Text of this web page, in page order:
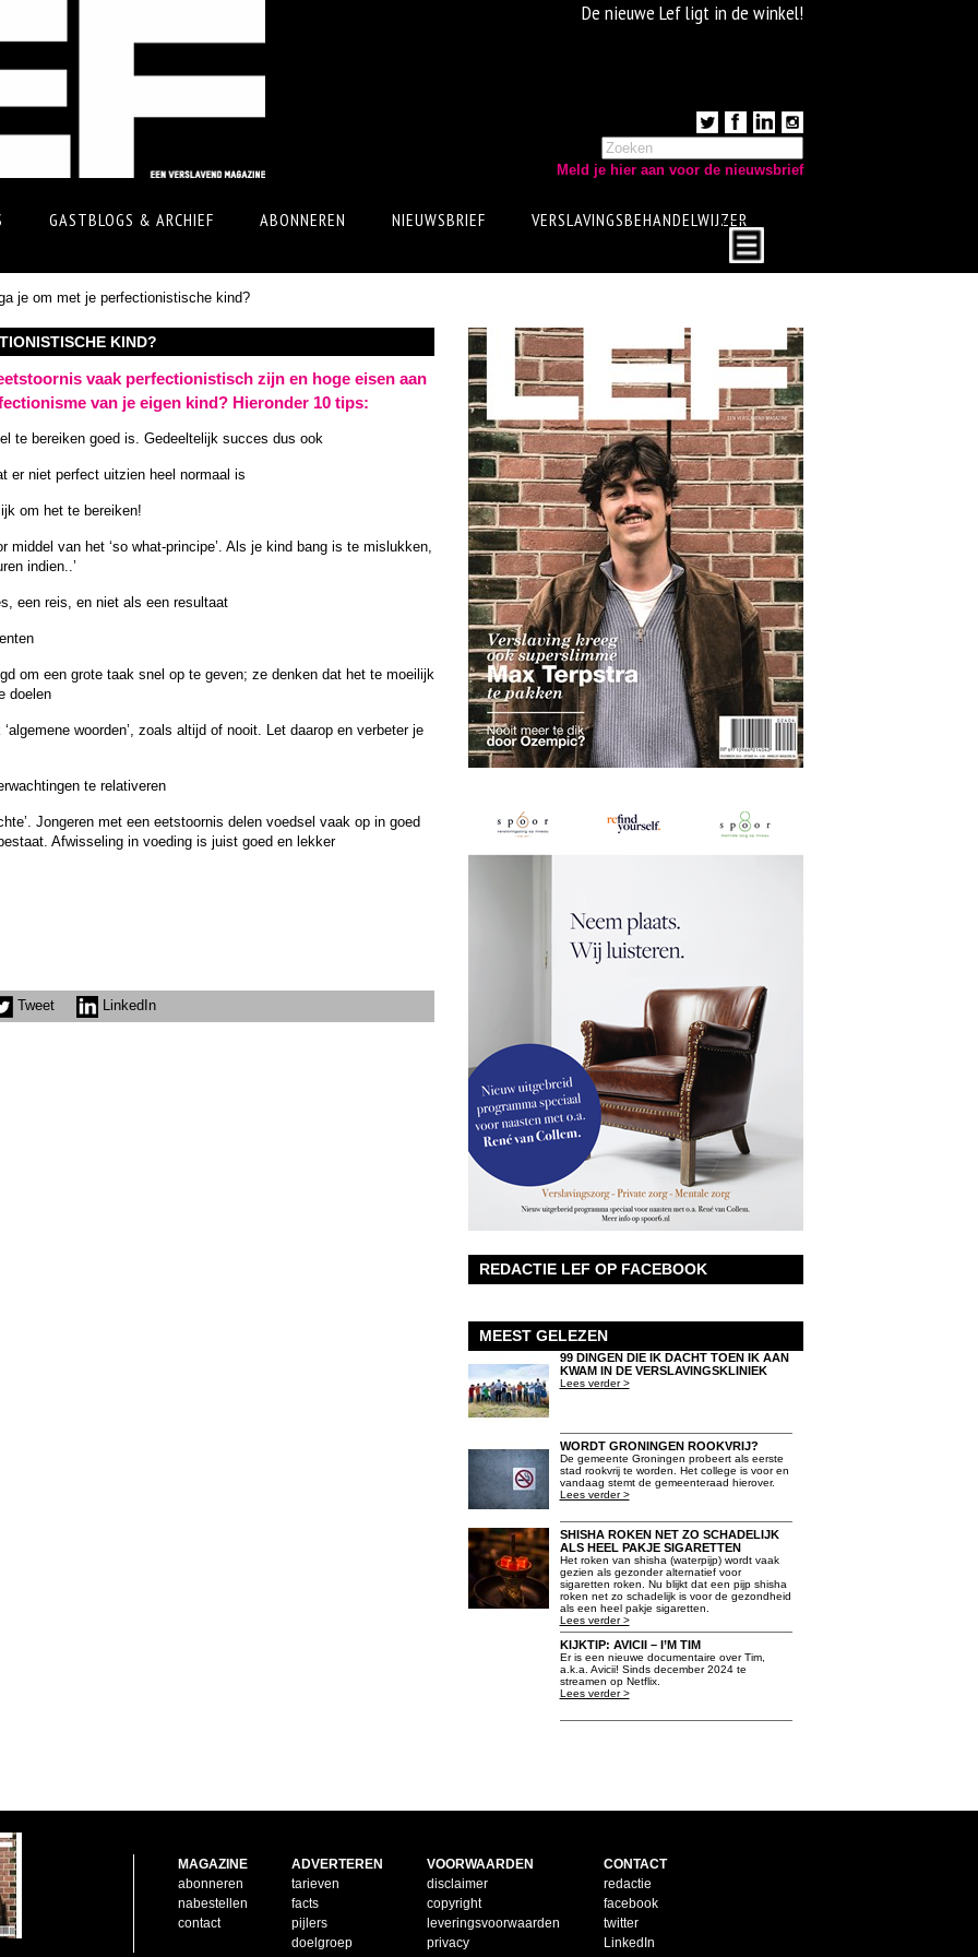
De nieuwe Lef ligt in de winkel!
Meld je hier aan voor de nieuwsbrief
GASTBLOGS & ARCHIEF ABONNEREN NIEUWSBRIEF
VERSLAVINGSBEHANDELWIJZER
je om met je perfectionistische kind?
KIND?
vaak perfectionistisch zijn en hoge eisen aan
van je eigen kind? Hieronder 10 tips:
te bereiken goed is. Gedeeltelijk succes dus ook
er niet perfect uitzien heel normaal is
om het te bereiken!
middel van het ‘so what-principe’. Als je kind bang is te mislukken,
indien..’
een reis, en niet als een resultaat
om een grote taak snel op te geven; ze denken dat het te moeilijk
doelen
woorden’, zoals altijd of nooit. Let daarop en verbeter je
te relativeren
Jongeren met een eetstoornis delen voedsel vaak op in goed
Afwisseling in voeding is juist goed en lekker
Tweet LinkedIn
REDACTIE LEF OP FACEBOOK
MEEST GELEZEN
99 DINGEN DIE IK DACHT TOEN IK AAN
KWAM IN DE VERSLAVINGSKLINIEK
Lees verder >
WORDT GRONINGEN ROOKVRIJ?
De gemeente Groningen probeert als eerste
stad rookvrij te worden. Het college is voor en
vandaag stemt de gemeenteraad hierover.
Lees verder >
SHISHA ROKEN NET ZO SCHADELIJK
ALS HEEL PAKJE SIGARETTEN
Het roken van shisha (waterpijp) wordt vaak
gezien als gezonder alternatief voor
sigaretten roken. Nu blijkt dat een pijp shisha
roken net zo schadelijk is voor de gezondheid
als een heel pakje sigaretten.
Lees verder >
KIJKTIP: AVICII – I’M TIM
Er is een nieuwe documentaire over Tim,
a.k.a. Avicii! Sinds december 2024 te
streamen op Netflix.
Lees verder >
MAGAZINE
abonneren
nabestellen
contact
ADVERTEREN
tarieven
facts
pijlers
doelgroep
VOORWAARDEN
disclaimer
copyright
leveringsvoorwaarden
privacy
CONTACT
redactie
facebook
twitter
LinkedIn